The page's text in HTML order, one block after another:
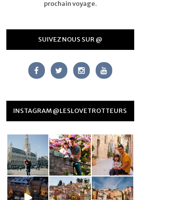
prochain voyage.
SUIVEZ NOUS SUR @
INSTAGRAM @LESLOVETROTTEURS